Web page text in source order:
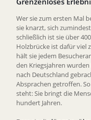
Wer sie zum ersten Mal
sie knarzt, sich
schließlich ist sie über
Holzbrücke ist dafür viel
hält sie jedem
den Kriegsjahren
nach Deutschland
Absprachen getroffen.
steht: Sie bringt die
hundert Jahren.